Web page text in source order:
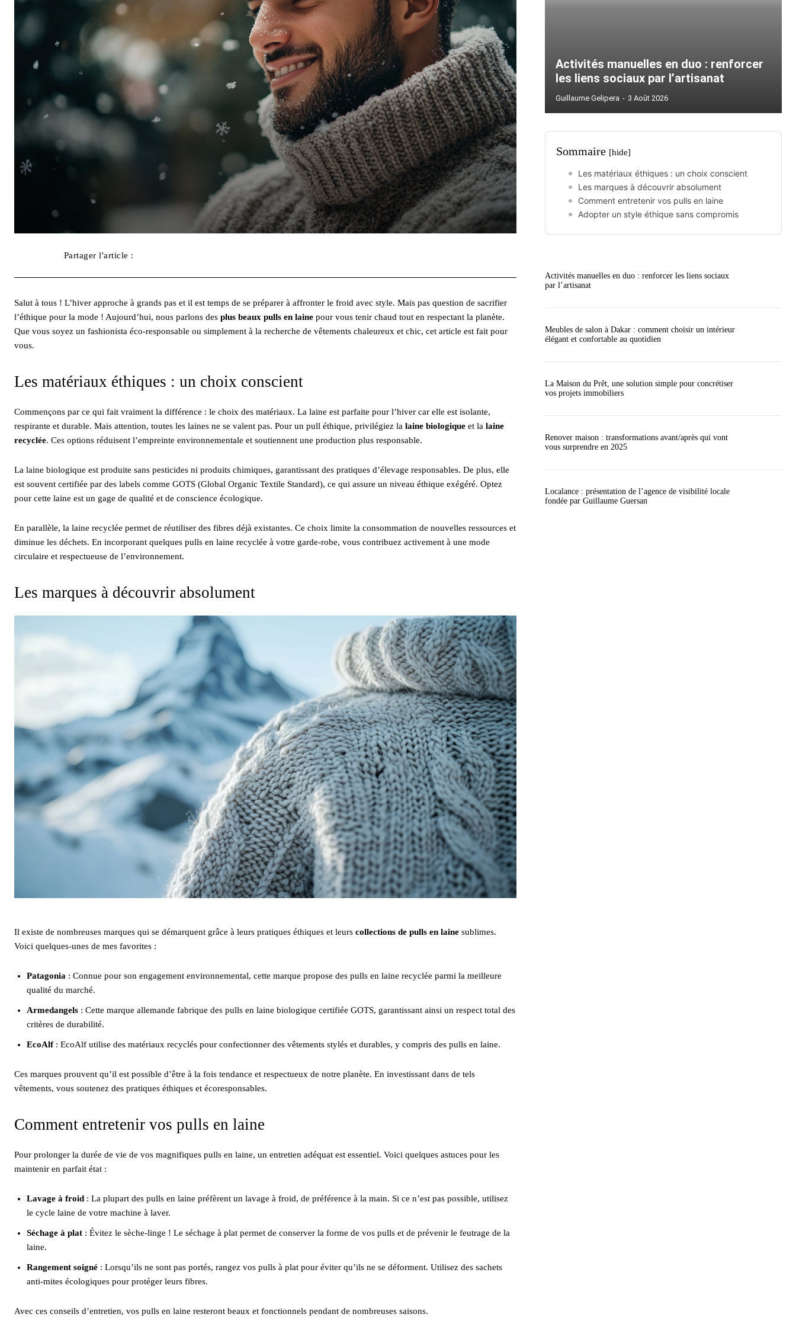
Partager l'article :
Salut à tous ! L’hiver approche à grands pas et il est temps de se préparer à affronter le froid avec style. Mais pas question de sacrifier
l’éthique pour la mode ! Aujourd’hui, nous parlons des plus beaux pulls en laine pour vous tenir chaud tout en respectant la planète.
Que vous soyez un fashionista éco-responsable ou simplement à la recherche de vêtements chaleureux et chic, cet article est fait pour
vous.
Les matériaux éthiques : un choix conscient
Commençons par ce qui fait vraiment la différence : le choix des matériaux. La laine est parfaite pour l’hiver car elle est isolante,
respirante et durable. Mais attention, toutes les laines ne se valent pas. Pour un pull éthique, privilégiez la laine biologique et la laine
recyclée. Ces options réduisent l’empreinte environnementale et soutiennent une production plus responsable.
La laine biologique est produite sans pesticides ni produits chimiques, garantissant des pratiques d’élevage responsables. De plus, elle
est souvent certifiée par des labels comme GOTS (Global Organic Textile Standard), ce qui assure un niveau éthique exégéré. Optez
pour cette laine est un gage de qualité et de conscience écologique.
En parallèle, la laine recyclée permet de réutiliser des fibres déjà existantes. Ce choix limite la consommation de nouvelles ressources et
diminue les déchets. En incorporant quelques pulls en laine recyclée à votre garde-robe, vous contribuez activement à une mode
circulaire et respectueuse de l’environnement.
Les marques à découvrir absolument
Il existe de nombreuses marques qui se démarquent grâce à leurs pratiques éthiques et leurs collections de pulls en laine sublimes.
Voici quelques-unes de mes favorites :
Patagonia : Connue pour son engagement environnemental, cette marque propose des pulls en laine recyclée parmi la meilleure
qualité du marché.
Armedangels : Cette marque allemande fabrique des pulls en laine biologique certifiée GOTS, garantissant ainsi un respect total des
critères de durabilité.
EcoAlf: EcoAlf utilise des matériaux recyclés pour confectionner des vêtements stylés et durables, y compris des pulls en laine.
Ces marques prouvent qu’il est possible d’être à la fois tendance et respectueux de notre planète. En investissant dans de tels
vêtements, vous soutenez des pratiques éthiques et écoresponsables.
Comment entretenir vos pulls en laine
Pour prolonger la durée de vie de vos magnifiques pulls en laine, un entretien adéquat est essentiel. Voici quelques astuces pour les
maintenir en parfait état :
Lavage à froid : La plupart des pulls en laine préfèrent un lavage à froid, de préférence à la main. Si ce n’est pas possible, utilisez
le cycle laine de votre machine à laver.
Séchage à plat : Évitez le sèche-linge ! Le séchage à plat permet de conserver la forme de vos pulls et de prévenir le feutrage de la
laine.
Rangement soigné : Lorsqu’ils ne sont pas portés, rangez vos pulls à plat pour éviter qu’ils ne se déforment. Utilisez des sachets
anti-mites écologiques pour protéger leurs fibres.
Avec ces conseils d’entretien, vos pulls en laine resteront beaux et fonctionnels pendant de nombreuses saisons.
Activités manuelles en duo : renforcer
les liens sociaux par l’artisanat
Guillaume Gelipera - 3 Août 2026
Sommaire [hide]
Les matériaux éthiques : un choix conscient
Les marques à découvrir absolument
Comment entretenir vos pulls en laine
Adopter un style éthique sans compromis
Activités manuelles en duo : renforcer les liens sociaux
par l’artisanat
Meubles de salon à Dakar : comment choisir un intérieur
élégant et confortable au quotidien
La Maison du Prêt, une solution simple pour concrétiser
vos projets immobiliers
Renover maison : transformations avant/après qui vont
vous surprendre en 2025
Localance : présentation de l’agence de visibilité locale
fondée par Guillaume Guersan